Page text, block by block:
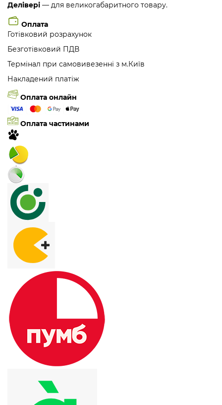
Делівері — для великогабаритного товару.
Оплата
Готівковий розрахунок
Безготівковий ПДВ
Термінал при самовивезенні з м.Київ
Накладений платіж
Оплата онлайн
Оплата частинами